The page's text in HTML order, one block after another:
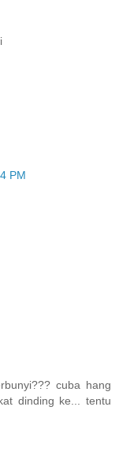
PM
cuba hang
dinding ke... tentu